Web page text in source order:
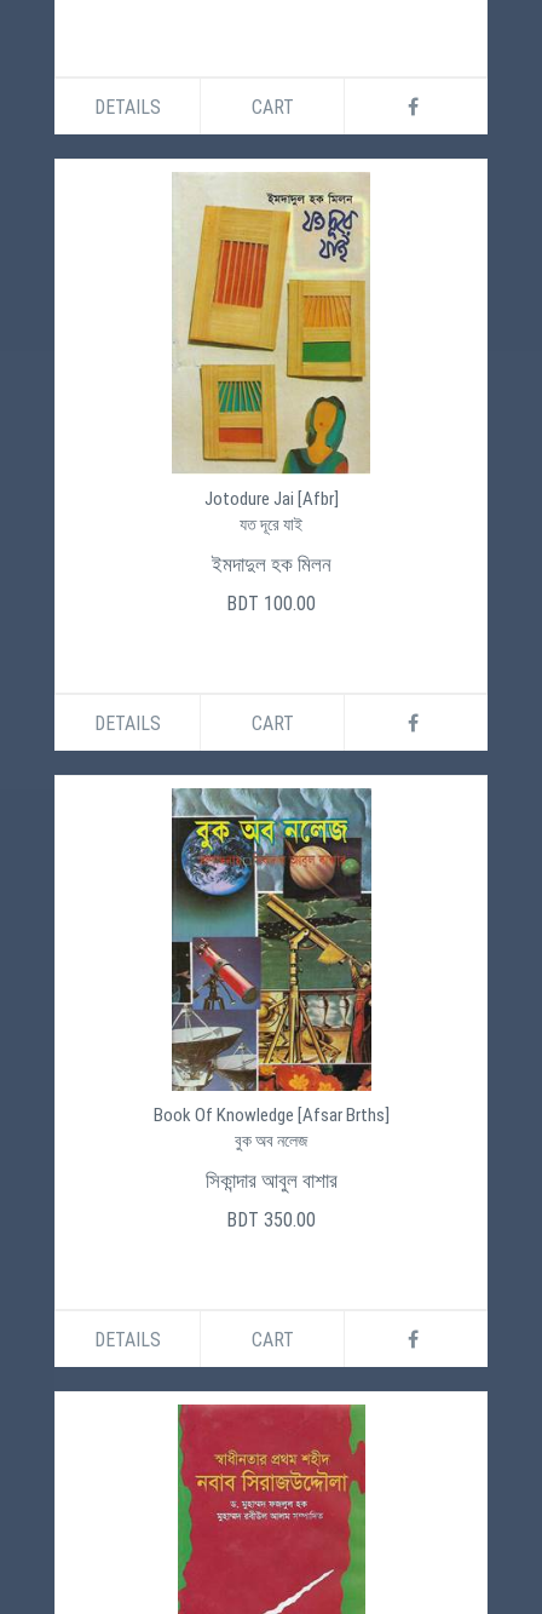
DETAILS CART
Jotodure Jai [Afbr]
যত দূরে যাই
ইমদাদুল হক মিলন
BDT 100.00
DETAILS CART
Book Of Knowledge [Afsar Brths]
বুক অব নলেজ
সিকান্দার আবুল বাশার
BDT 350.00
DETAILS CART